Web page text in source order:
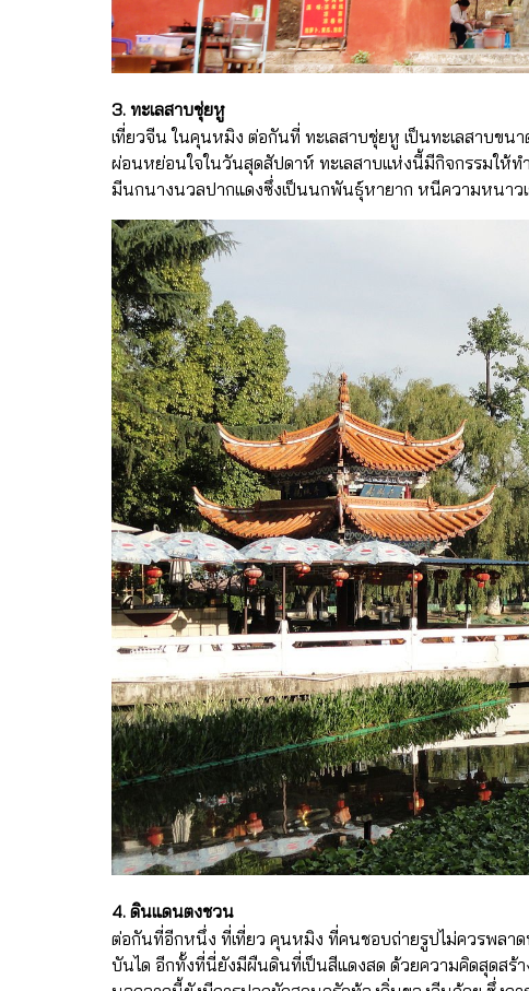
3. ทะเลสาบชุ่ยหู
เที่ยวจีน ในคุนหมิง ต่อกันที่ ทะเลสาบชุ่ยหู เป็นทะเลสาบข
ผ่อนหย่อนใจในวันสุดสัปดาห์ ทะเลสาบแห่งนี้มีกิจกรรมให้ทำ
มีนกนางนวลปากแดงซึ่งเป็นนกพันธุ์หายาก หนีความหนาวเ
4. ดินแดนตงชวน
ต่อกันที่อีกหนึ่ง ที่เที่ยว คุนหมิง ที่คนชอบถ่ายรูปไม่ควรพลา
บันได อีกทั้งที่นี่ยังมีผืนดินที่เป็นสีแดงสด ด้วยความคิดสุดสร้า